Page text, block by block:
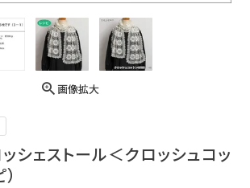
画像拡大
シェストール＜クロッシュコッ